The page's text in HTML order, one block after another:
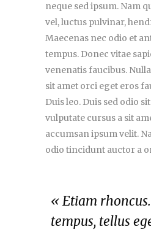
neque sed ipsum. Nam
vel, luctus pulvinar,
Maecenas nec odio et
tempus. Donec vitae
venenatis faucibus.
sit amet orci eget eros
Duis leo. Duis sed odio
vulputate cursus a sit
accumsan ipsum velit.
odio tincidunt auctor a
« Etiam
tempus, tellus